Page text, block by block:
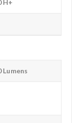
H+
Lumens